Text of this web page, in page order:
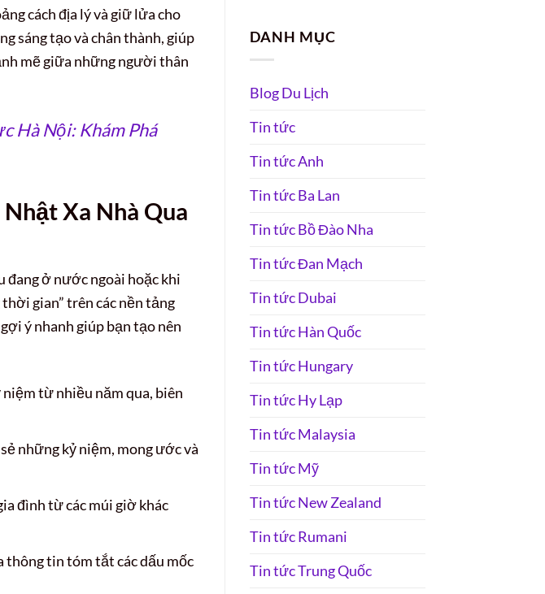
cách địa lý và giữ lửa cho
sáng tạo và chân thành, giúp
mẽ giữa những người thân
Hà Nội: Khám Phá
Xa Nhà Qua
ở nước ngoài hoặc khi
gian” trên các nền tảng
ý nhanh giúp bạn tạo nên
từ nhiều năm qua, biên
những kỷ niệm, mong ước và
đình từ các múi giờ khác
thông tin tóm tắt các dấu mốc
DANH MỤC
Blog Du Lịch
Tin tức
Tin tức Anh
Tin tức Ba Lan
Tin tức Bồ Đào Nha
Tin tức Đan Mạch
Tin tức Dubai
Tin tức Hàn Quốc
Tin tức Hungary
Tin tức Hy Lạp
Tin tức Malaysia
Tin tức Mỹ
Tin tức New Zealand
Tin tức Rumani
Tin tức Trung Quốc